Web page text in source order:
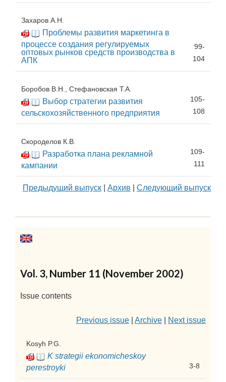
Захаров А.Н.
Проблемы развития маркетинга в
процессе создания регулируемых
оптовых рынков средств производства в
АПК
99-
104
Боробов В.Н., Стефановская Т.А.
Выбор стратегии развития
сельскохозяйственного предприятия
105-
108
Скороделов К.В.
Разработка плана рекламной
кампании
109-
111
Предыдущий выпуск Архив Следующий выпуск
Vol. 3, Number 11 (November 2002)
Issue contents
Previous issue Archive Next issue
Kosyh P.G.
K strategii ekonomicheskoy
perestroyki
3-8